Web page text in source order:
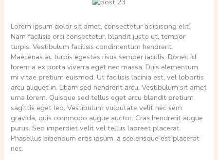
Lorem ipsum dolor sit amet, consectetur adipiscing elit.
Nam facilisis orci consectetur, blandit justo ut, tempor
turpis. Vestibulum facilisis condimentum hendrerit.
Maecenas ac turpis egestas risus semper iaculis. Donec id
lorem a ex porta viverra eget nec massa. Duis elementum
mi vitae pretium euismod. Ut facilisis lacinia est, vel lobortis
arcu aliquet in. Etiam sed hendrerit arcu. Vestibulum sit amet
urna lorem. Quisque sed tellus eget arcu blandit pretium
sagittis eget leo. Vestibulum vulputate velit nec sem
gravida, quis commodo augue auctor. Cras hendrerit augue
purus. Sed imperdiet velit vel tellus laoreet placerat.
Phasellus bibendum eros ipsum, a scelerisque est placerat
nec.